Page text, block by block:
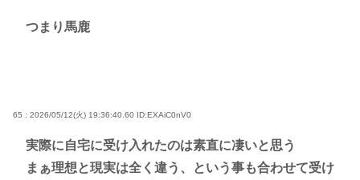
つまり馬鹿
65 : 2026/05/12(火) 19:36:40.60 ID:EXAiC0nV0
実際に自宅に受け入れたのは素直に凄いと思う
まぁ理想と現実は全く違う、という事も合わせて受け